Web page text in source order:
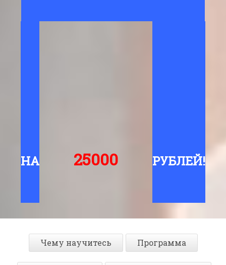
НА 25000 РУБЛЕЙ!
Чему научитесь Программа